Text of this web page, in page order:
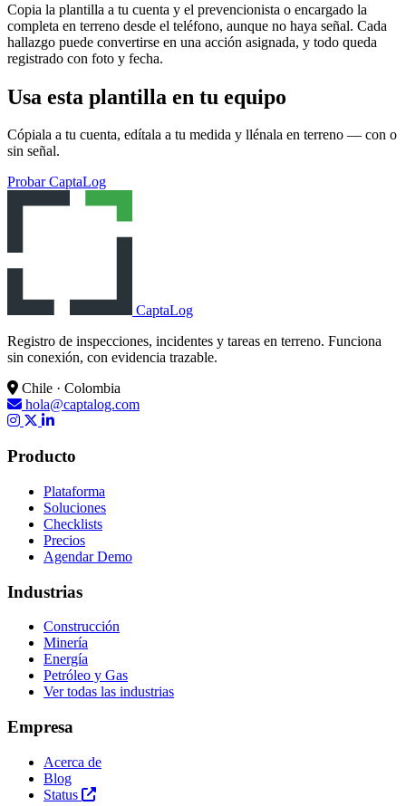
Copia la plantilla a tu cuenta y el prevencionista o encargado la
completa en terreno desde el teléfono, aunque no haya señal. Cada
hallazgo puede convertirse en una acción asignada, y todo queda
registrado con foto y fecha.
Usa esta plantilla en tu equipo
Cópiala a tu cuenta, edítala a tu medida y llénala en terreno — con o
sin señal.
Probar CaptaLog
CaptaLog
Registro de inspecciones, incidentes y tareas en terreno. Funciona
sin conexión, con evidencia trazable.
Chile · Colombia
hola@captalog.com
Producto
Plataforma
Soluciones
Checklists
Precios
Agendar Demo
Industrias
Construcción
Minería
Energía
Petróleo y Gas
Ver todas las industrias
Empresa
Acerca de
Blog
Status